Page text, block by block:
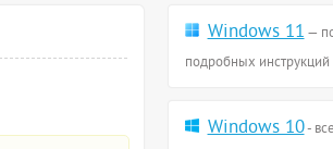
Windows 11 —
подробных инструкций
Windows 10-